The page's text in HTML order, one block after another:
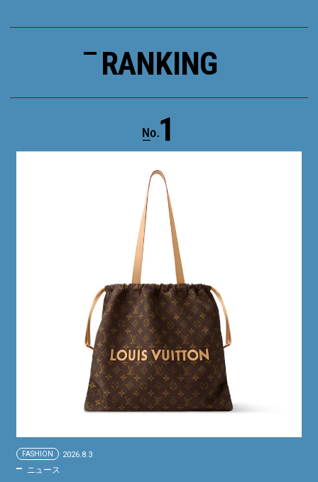
RANKING
1
FASHION 2026.8.3
ニュース